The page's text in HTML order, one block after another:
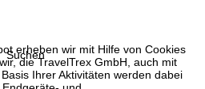
erheben wir mit Hilfe von Cookies
die TravelTrex GmbH, auch mit
Ihrer Aktivitäten werden dabei
Suchen